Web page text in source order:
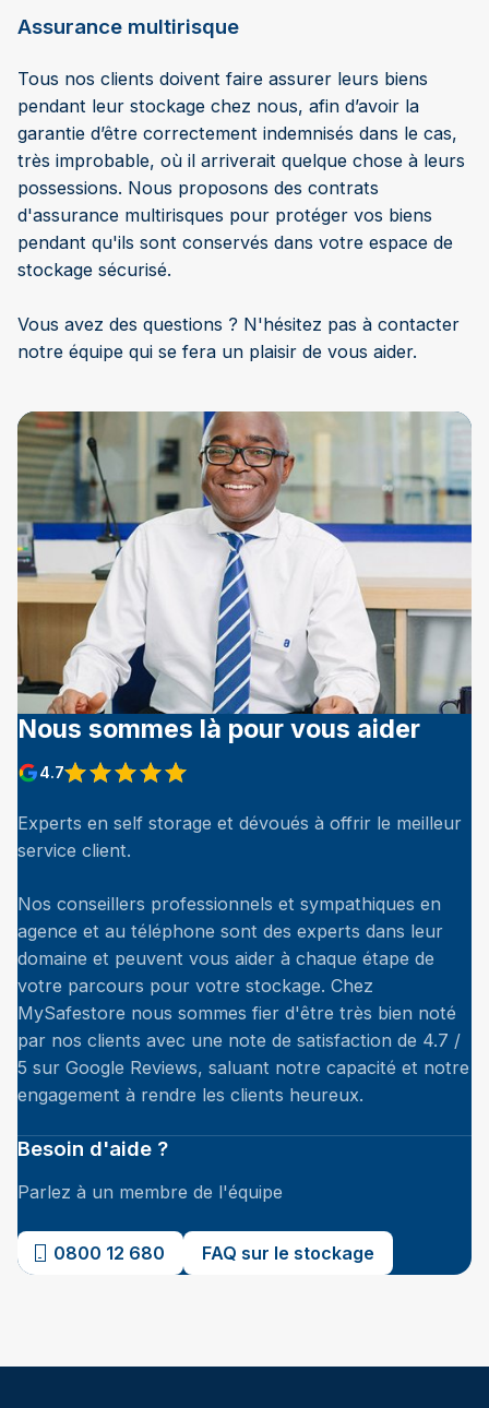
Assurance multirisque
Tous nos clients doivent faire assurer leurs biens
pendant leur stockage chez nous, afin d’avoir la
garantie d’être correctement indemnisés dans le cas,
très improbable, où il arriverait quelque chose à leurs
possessions. Nous proposons des contrats
d'assurance multirisques pour protéger vos biens
pendant qu'ils sont conservés dans votre espace de
stockage sécurisé.
Vous avez des questions ? N'hésitez pas à contacter
notre équipe qui se fera un plaisir de vous aider.
Nous sommes là pour vous aider
4.7
Experts en self storage et dévoués à offrir le meilleur
service client.
Nos conseillers professionnels et sympathiques en
agence et au téléphone sont des experts dans leur
domaine et peuvent vous aider à chaque étape de
votre parcours pour votre stockage. Chez
MySafestore nous sommes fier d'être très bien noté
par nos clients avec une note de satisfaction de 4.7 /
5 sur Google Reviews, saluant notre capacité et notre
engagement à rendre les clients heureux.
Besoin d'aide ?
Parlez à un membre de l'équipe
0800 12 680 FAQ sur le stockage